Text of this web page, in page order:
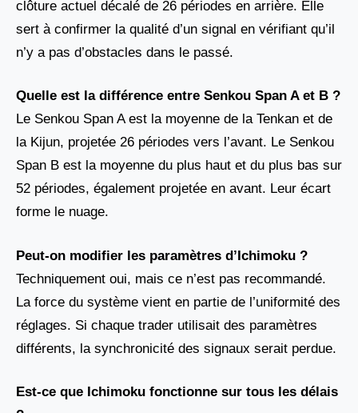
clôture actuel décalé de 26 périodes en arrière. Elle
sert à confirmer la qualité d’un signal en vérifiant qu’il
n’y a pas d’obstacles dans le passé.
Quelle est la différence entre Senkou Span A et B ?
Le Senkou Span A est la moyenne de la Tenkan et de
la Kijun, projetée 26 périodes vers l’avant. Le Senkou
Span B est la moyenne du plus haut et du plus bas sur
52 périodes, également projetée en avant. Leur écart
forme le nuage.
Peut-on modifier les paramètres d’Ichimoku ?
Techniquement oui, mais ce n’est pas recommandé.
La force du système vient en partie de l’uniformité des
réglages. Si chaque trader utilisait des paramètres
différents, la synchronicité des signaux serait perdue.
Est-ce que Ichimoku fonctionne sur tous les délais